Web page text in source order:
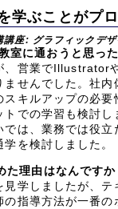
学ぶことがプ
講座: グラフィックデ
室に通おうと思っ
、営業でIllustrator
ませんでした。社内
スキルアップの必要
トでの学習も検討し
では、業務では役立
を検討しました。
た理由はなんですか
見学しましたが、テ
の指導方法が一番の